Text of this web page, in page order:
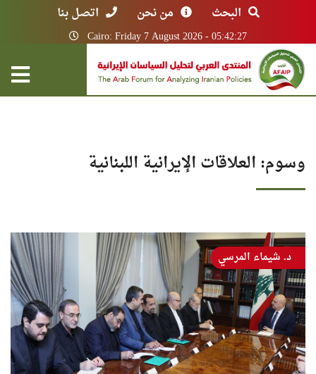
البحث من نحن اتصل بنا
Cairo: Friday 7 August 2026 - 05:42:27
وسوم: العلاقات الإيرانية اللبنانية
د. شيماء المرسي